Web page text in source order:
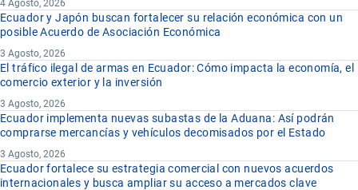
4 Agosto, 2026
Ecuador y Japón buscan fortalecer su relación económica con un
posible Acuerdo de Asociación Económica
3 Agosto, 2026
El tráfico ilegal de armas en Ecuador: Cómo impacta la economía, el
comercio exterior y la inversión
3 Agosto, 2026
Ecuador implementa nuevas subastas de la Aduana: Así podrán
comprarse mercancías y vehículos decomisados por el Estado
3 Agosto, 2026
Ecuador fortalece su estrategia comercial con nuevos acuerdos
internacionales y busca ampliar su acceso a mercados clave